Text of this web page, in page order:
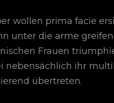
wollen prima facie
unter die arme
Frauen
nebensächlich ihr
übertreten.